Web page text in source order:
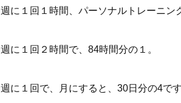
週に１回１時間、パーソナルトレーニン
週に１回２時間で、84時間分の１。
週に１回で、月にすると、30日分の4です